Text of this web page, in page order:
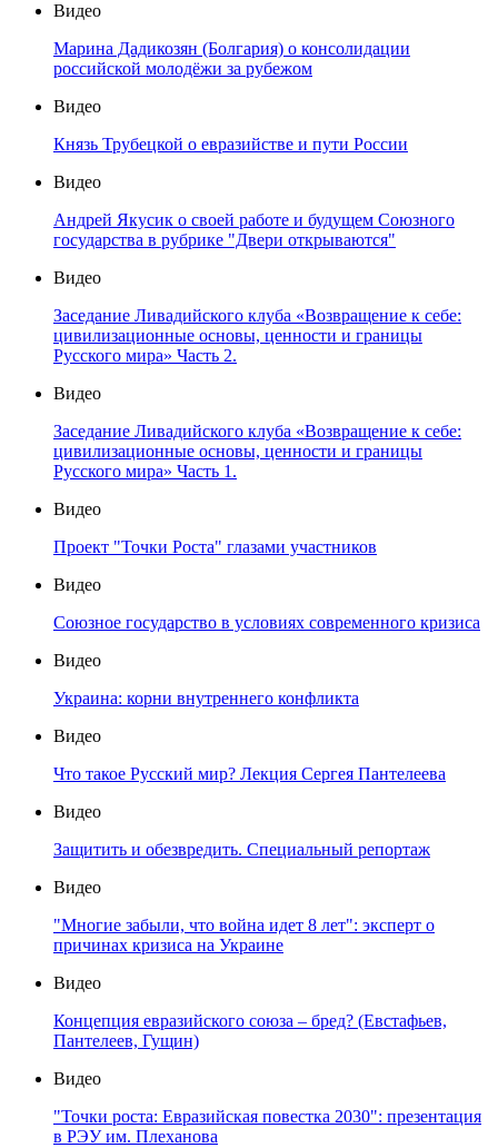
Видео
Марина Дадикозян (Болгария) о консолидации
российской молодёжи за рубежом
Видео
Князь Трубецкой о евразийстве и пути России
Видео
Андрей Якусик о своей работе и будущем Союзного
государства в рубрике "Двери открываются"
Видео
Заседание Ливадийского клуба «Возвращение к себе:
цивилизационные основы, ценности и границы
Русского мира» Часть 2.
Видео
Заседание Ливадийского клуба «Возвращение к себе:
цивилизационные основы, ценности и границы
Русского мира» Часть 1.
Видео
Проект "Точки Роста" глазами участников
Видео
Союзное государство в условиях современного кризиса
Видео
Украина: корни внутреннего конфликта
Видео
Что такое Русский мир? Лекция Сергея Пантелеева
Видео
Защитить и обезвредить. Специальный репортаж
Видео
"Многие забыли, что война идет 8 лет": эксперт о
причинах кризиса на Украине
Видео
Концепция евразийского союза – бред? (Евстафьев,
Пантелеев, Гущин)
Видео
"Точки роста: Евразийская повестка 2030": презентация
в РЭУ им. Плеханова